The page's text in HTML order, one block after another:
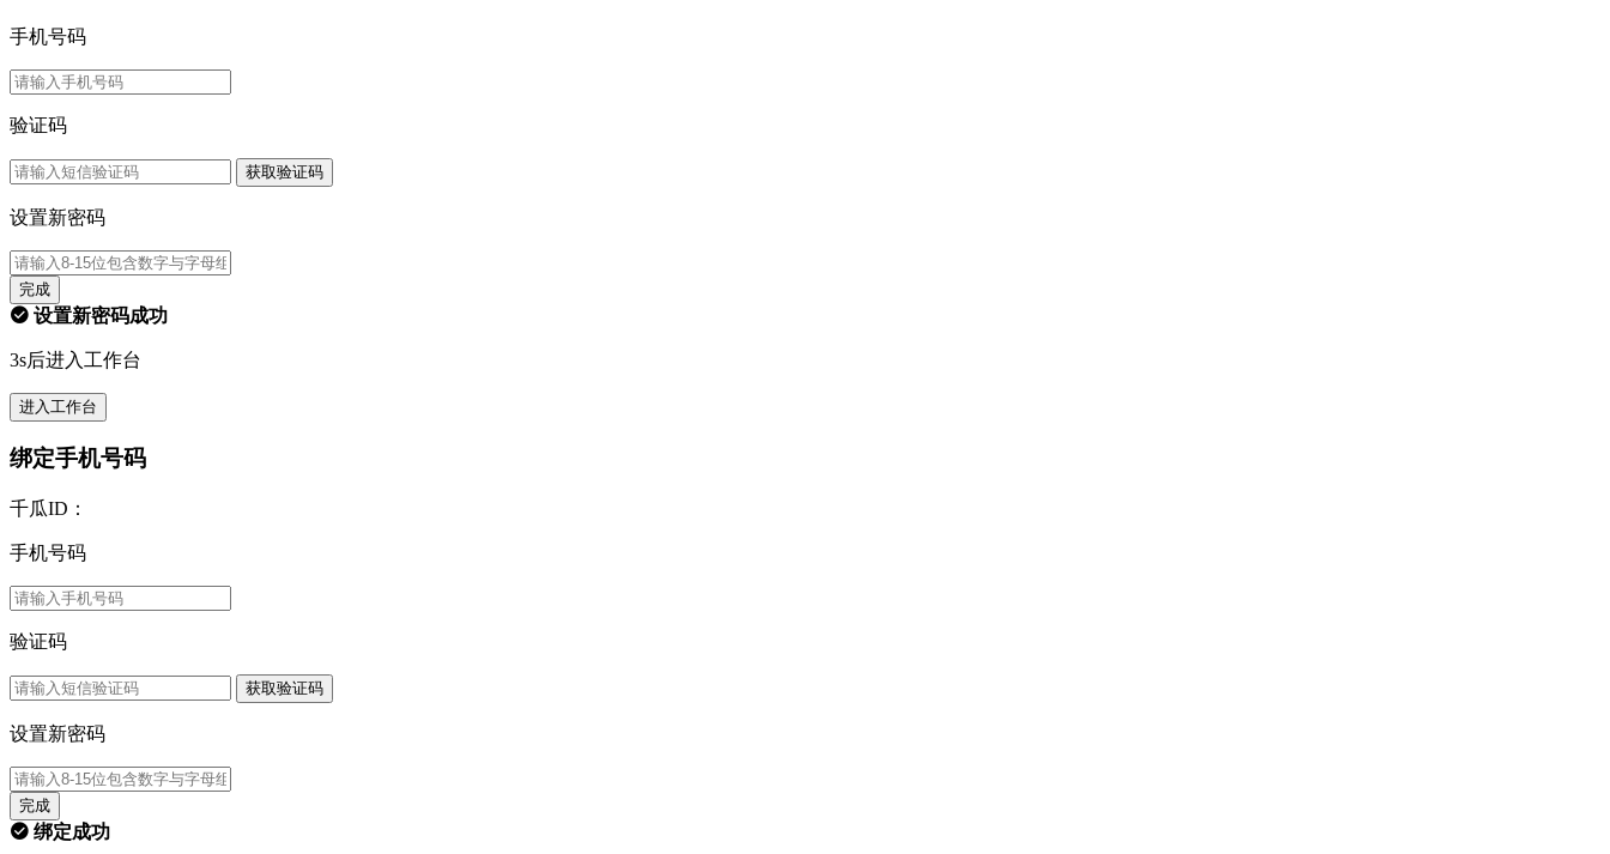
手机号码
验证码
获取验证码
设置新密码
完成
设置新密码成功
3s后进入工作台
进入工作台
绑定手机号码
千瓜ID：
手机号码
验证码
获取验证码
设置新密码
完成
绑定成功